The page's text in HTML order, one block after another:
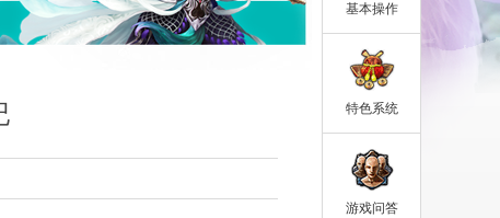
基本操作
特色系统
游戏问答